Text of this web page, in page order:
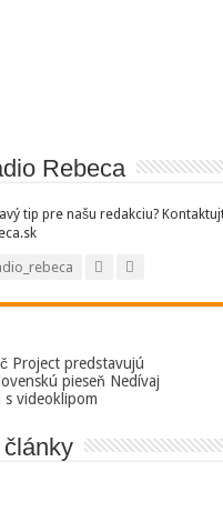
Rebeca
tip pre našu redakciu?
Project predstavujú
pieseň Nedívaj
s videoklipom